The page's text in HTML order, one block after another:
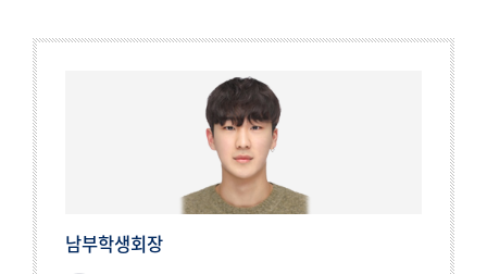
남부학생회장